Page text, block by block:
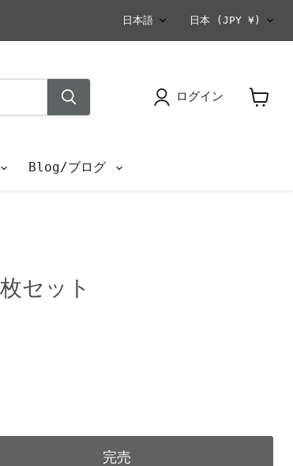
言
語
日本語 国
日本 (JPY ¥)
ログイン
Blog/ブログ
セット
完売